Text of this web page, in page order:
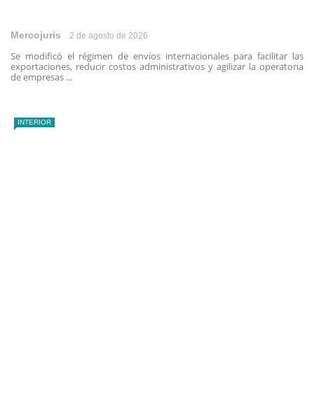
Mercojuris 2 de agosto de 2026
Se modificó el régimen de envíos internacionales para facilitar las
exportaciones, reducir costos administrativos y agilizar la operatoria
de empresas ...
INTERIOR